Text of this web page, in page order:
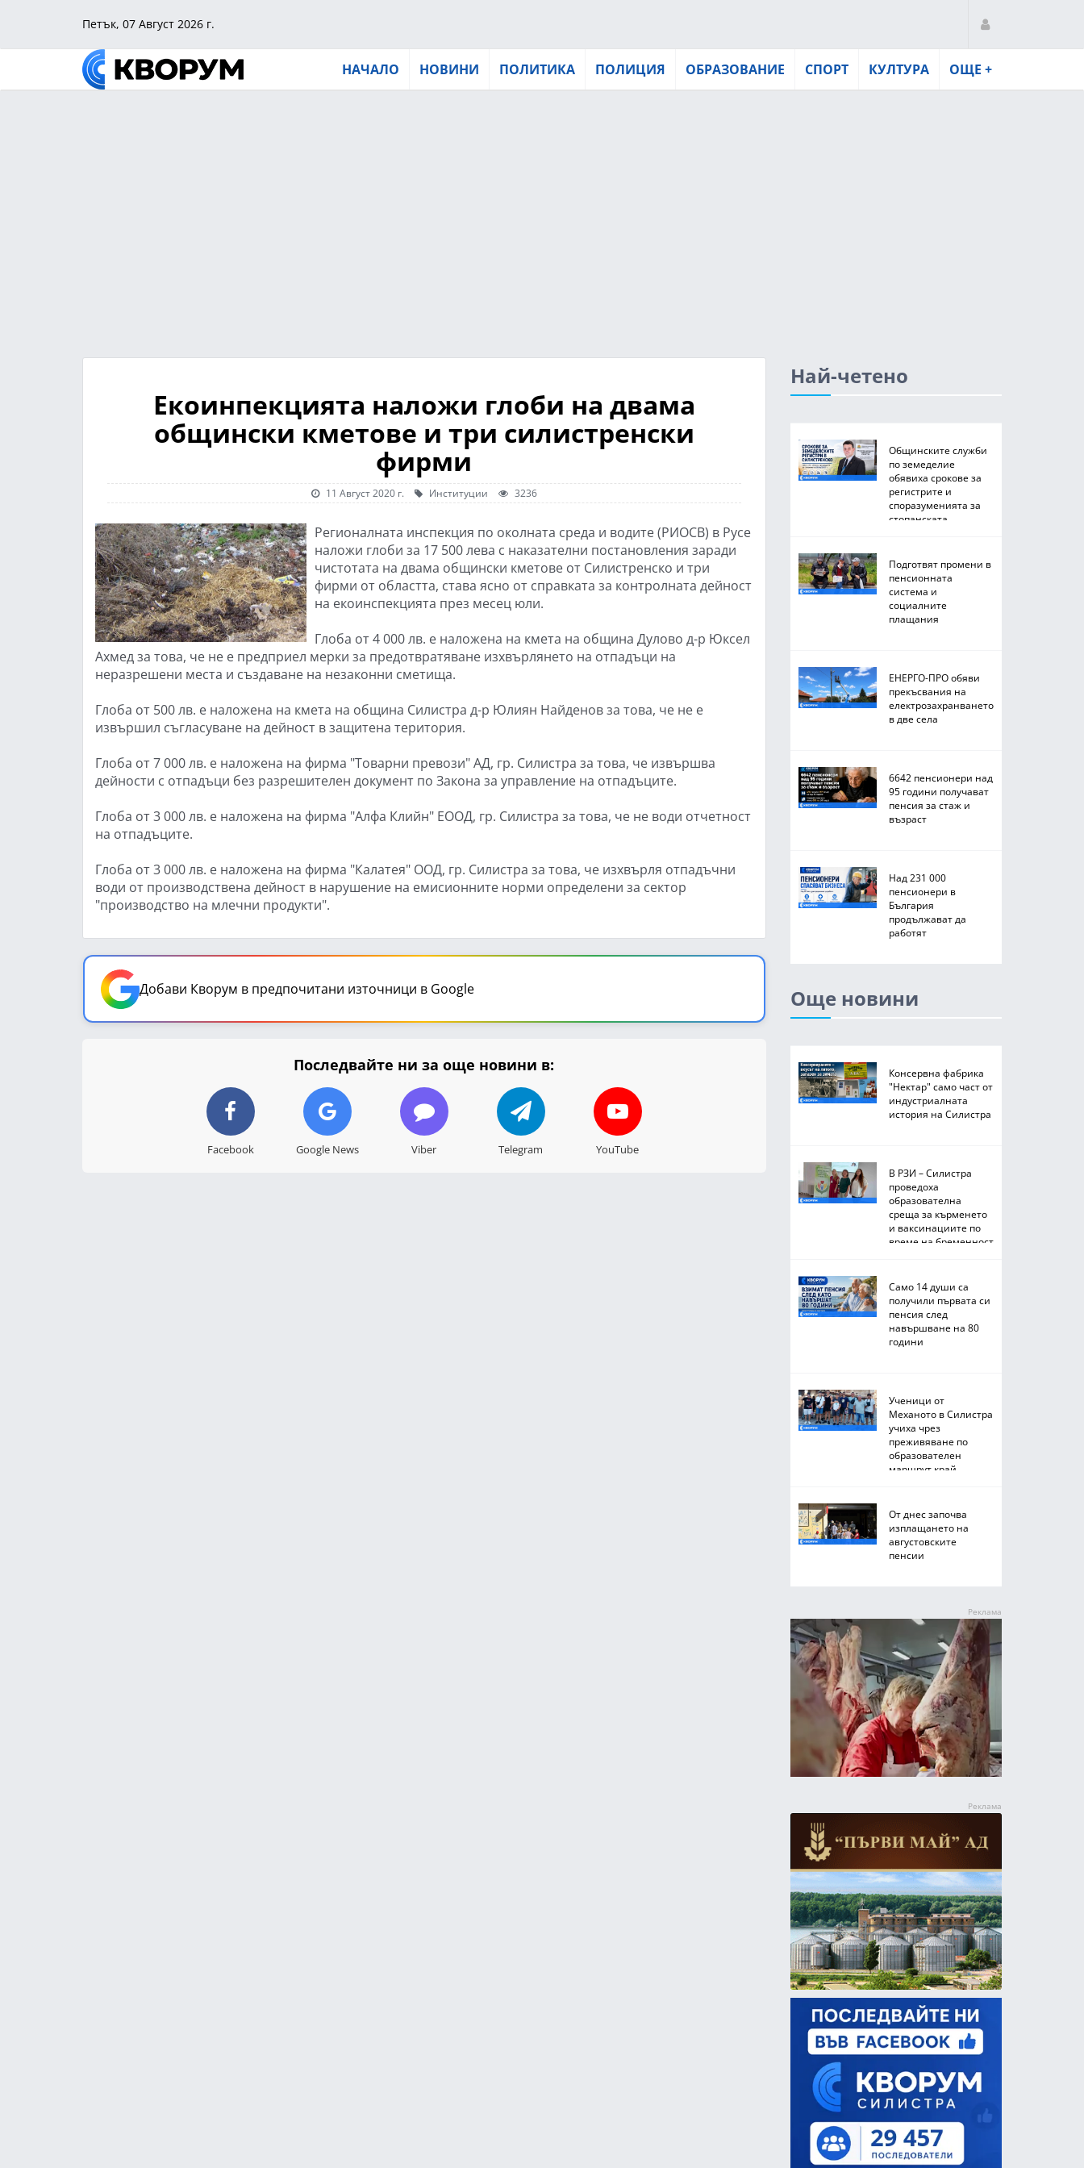
Петък, 07 Август 2026 г.
НАЧАЛО НОВИНИ ПОЛИТИКА ПОЛИЦИЯ ОБРАЗОВАНИЕ СПОРТ КУЛТУРА ОЩЕ +
Екоинпекцията наложи глоби на двама
общински кметове и три силистренски
фирми
11 Август 2020 г. Институции 3236
Регионалната инспекция по околната среда и водите (РИОСВ) в Русе
наложи глоби за 17 500 лева с наказателни постановления заради
чистотата на двама общински кметове от Силистренско и три
фирми от областта, става ясно от справката за контролната дейност
на екоинспекцията през месец юли.
Глоба от 4 000 лв. е наложена на кмета на община Дулово д-р Юксел
Ахмед за това, че не е предприел мерки за предотвратяване изхвърлянето на отпадъци на
неразрешени места и създаване на незаконни сметища.
Глоба от 500 лв. е наложена на кмета на община Силистра д-р Юлиян Найденов за това, че не е
извършил съгласуване на дейност в защитена територия.
Глоба от 7 000 лв. е наложена на фирма "Товарни превози" АД, гр. Силистра за това, че извършва
дейности с отпадъци без разрешителен документ по Закона за управление на отпадъците.
Глоба от 3 000 лв. е наложена на фирма "Алфа Клийн" ЕООД, гр. Силистра за това, че не води отчетност
на отпадъците.
Глоба от 3 000 лв. е наложена на фирма "Калатея" ООД, гр. Силистра за това, че изхвърля отпадъчни
води от производствена дейност в нарушение на емисионните норми определени за сектор
"производство на млечни продукти".
Добави Кворум в предпочитани източници в Google
Последвайте ни за още новини в:
Facebook Google News Viber Telegram YouTube
Най-четено
Общинските служби
по земеделие
обявиха срокове за
регистрите и
споразуменията за
стопанската
Подготвят промени в
пенсионната
система и
социалните
плащания
ЕНЕРГО-ПРО обяви
прекъсвания на
електрозахранването
в две села
6642 пенсионери над
95 години получават
пенсия за стаж и
възраст
Над 231 000
пенсионери в
България
продължават да
работят
Още новини
Консервна фабрика
"Нектар" само част от
индустриалната
история на Силистра
В РЗИ – Силистра
проведоха
образователна
среща за кърменето
и ваксинациите по
време на бременност
Само 14 души са
получили първата си
пенсия след
навършване на 80
години
Ученици от
Механото в Силистра
учиха чрез
преживяване по
образователен
маршрут край
От днес започва
изплащането на
августовските
пенсии